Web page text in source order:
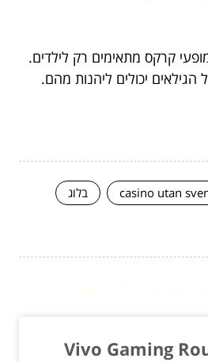
קרקס מתאימים רק לילדים.
יכולים ליהנות מהם.
casino utan
בלוג
Vivo Gaming